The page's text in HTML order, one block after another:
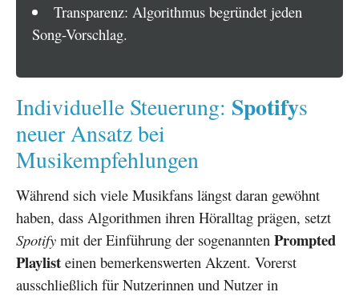
Transparenz: Algorithmus begründet jeden
Song-Vorschlag.
Individuelle Steuerung: Spotifys
neuer Ansatz bei
Musikempfehlungen
Während sich viele Musikfans längst daran gewöhnt
haben, dass Algorithmen ihren Höralltag prägen, setzt
Spotify mit der Einführung der sogenannten Prompted
Playlist einen bemerkenswerten Akzent. Vorerst
ausschließlich für Nutzerinnen und Nutzer in